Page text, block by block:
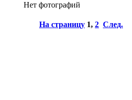
Нет фотографий
На страницу 1, 2 След.